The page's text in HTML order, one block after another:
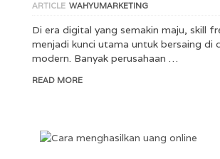
ARTICLE WAHYUMARKETING
Di era digital yang semakin maju, skill
menjadi kunci utama untuk bersaing di
modern. Banyak perusahaan …
READ MORE